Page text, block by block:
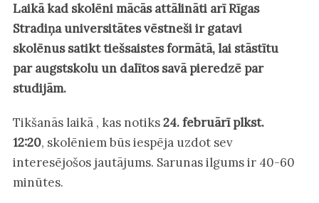
Laikā kad skolēni mācās attālināti arī Rīgas
Stradiņa universitātes vēstneši ir gatavi
skolēnus satikt tiešsaistes formātā, lai stāstītu
par augstskolu un dalītos savā pieredzē par
studijām.
Tikšanās laikā , kas notiks24. februārī plkst.
12:20, skolēniem būs iespēja uzdot sev
interesējošos jautājums. Sarunas ilgums ir 40-60
minūtes.